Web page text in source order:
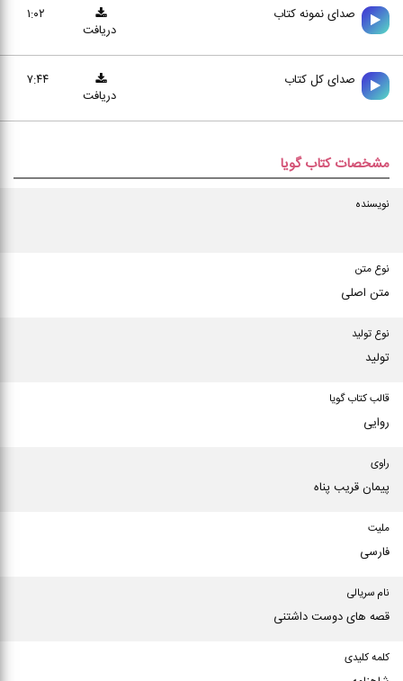
صدای نمونه کتاب
۱:۰۲
دریافت
صدای کل کتاب
۷:۴۴
دریافت
مشخصات کتاب گویا
نویسنده
نوع متن
متن اصلی
نوع تولید
تولید
قالب کتاب گویا
روایی
راوی
پیمان قریب پناه
ملیت
فارسی
نام سریالی
قصه های دوست داشتنی
کلمه کلیدی